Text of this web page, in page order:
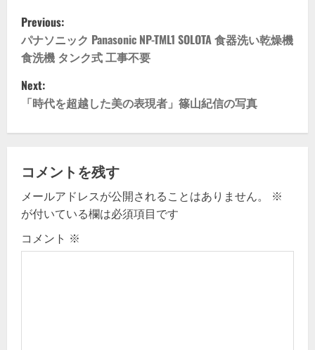
P
o
s
t
n
a
v
i
g
Previous:
パナソニック Panasonic NP-TML1 SOLOTA 食器洗い乾燥機
食洗機 タンク式 工事不要
Next:
「時代を超越した美の表現者」篠山紀信の写真
コメントを残す
メールアドレスが公開されることはありません。
※
が付いている欄は必須項目です
コメント ※